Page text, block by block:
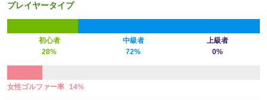
プレイヤータイプ
初心者 中級者
上級者
28%
72% 0%
女性ゴルファー率 14%